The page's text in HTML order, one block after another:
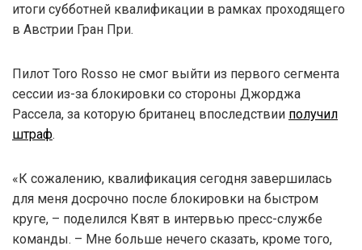
итоги субботней квалификации в рамках проходящего
в Австрии Гран При.
Пилот Toro Rosso не смог выйти из первого сегмента
сессии из-за блокировки со стороны Джорджа
Рассела, за которую британец впоследствии получил
штраф.
«К сожалению, квалификация сегодня завершилась
для меня досрочно после блокировки на быстром
круге, – поделился Квят в интервью пресс-службе
команды. – Мне больше нечего сказать, кроме того,